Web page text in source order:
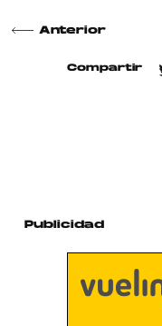
Anterior
Compartir
Publicidad